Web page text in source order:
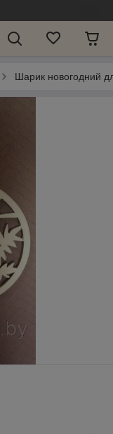
Шарик новогодний